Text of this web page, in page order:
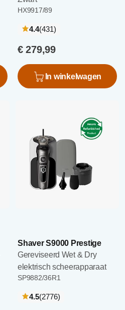
HX9917/89
4.4(431recensies
)
€ 279,99
In winkelwagen
Shaver S9000 Prestige
Gereviseerd Wet & Dry
elektrisch scheerapparaat
SP9882/36R1
4.5(2776recensies
)